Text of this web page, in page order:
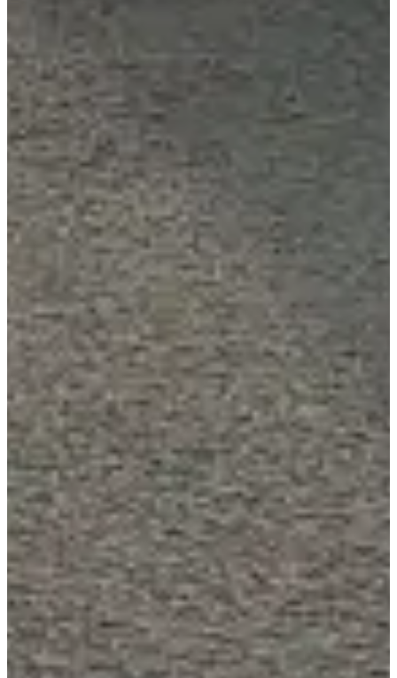
Dates d'inscription
Pas encore communiquées
Date à confirmer
Canicross 5km
5 km